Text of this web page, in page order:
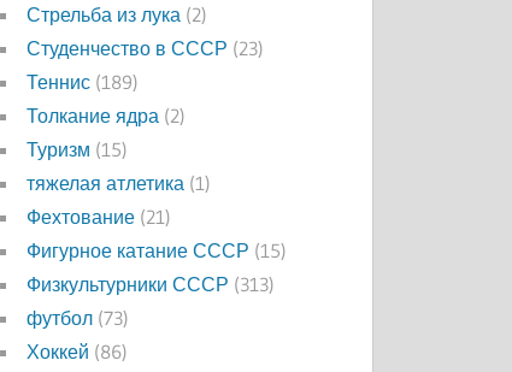
Стрельба из лука (2)
Студенчество в СССР (23)
Теннис (189)
Толкание ядра (2)
Туризм (15)
тяжелая атлетика (1)
Фехтование (21)
Фигурное катание СССР (15)
Физкультурники СССР (313)
футбол (73)
Хоккей (86)